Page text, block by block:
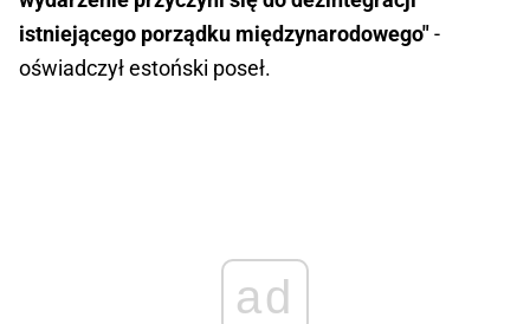
istniejącego porządku międzynarodowego"-
oświadczył estoński poseł.
ad